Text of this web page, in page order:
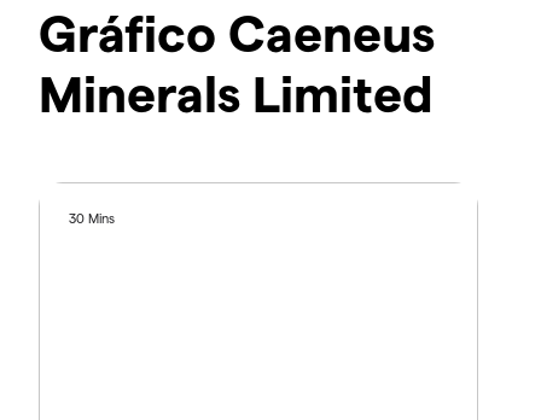
Gráfico Caeneus
Minerals Limited
30 Mins